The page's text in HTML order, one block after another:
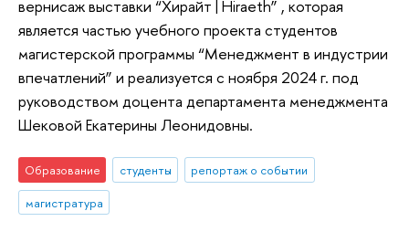
вернисаж выставки “Хирайт | Hiraeth” , которая
является частью учебного проекта студентов
магистерской программы “Менеджмент в индустрии
впечатлений” и реализуется с ноября 2024 г. под
руководством доцента департамента менеджмента
Шековой Екатерины Леонидовны.
Образование студенты
репортаж о событии
магистратура